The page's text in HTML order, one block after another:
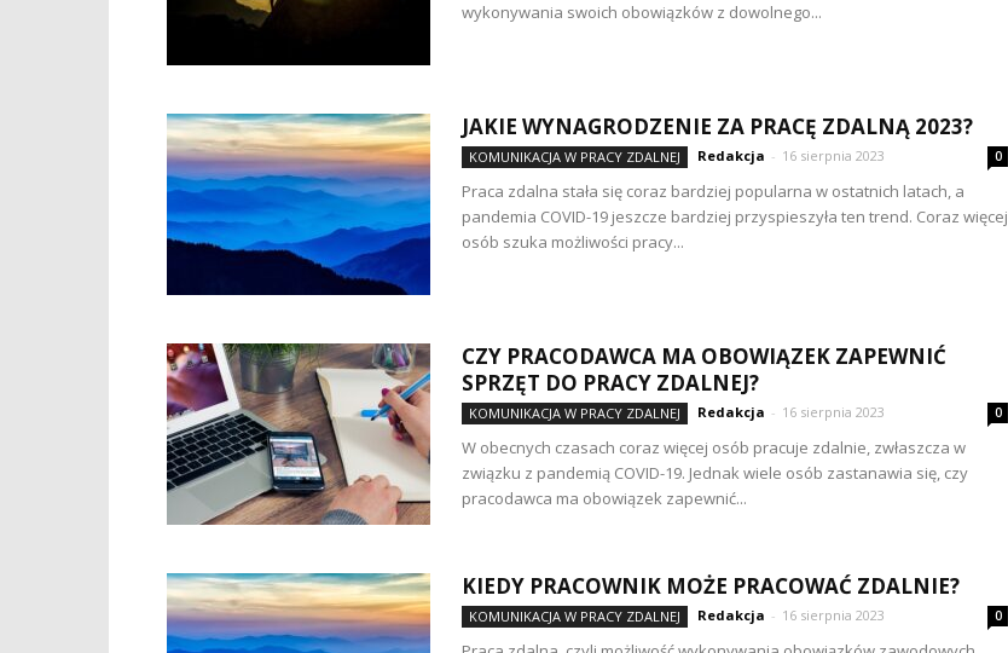
wykonywania swoich obowiązków z dowolnego...
JAKIE WYNAGRODZENIE ZA PRACĘ ZDALNĄ 2023?
KOMUNIKACJA W PRACY ZDALNEJ Redakcja - 16 sierpnia 2023 0
Praca zdalna stała się coraz bardziej popularna w ostatnich latach, a
pandemia COVID-19 jeszcze bardziej przyspieszyła ten trend. Coraz więcej
osób szuka możliwości pracy...
CZY PRACODAWCA MA OBOWIĄZEK ZAPEWNIĆ
SPRZĘT DO PRACY ZDALNEJ?
KOMUNIKACJA W PRACY ZDALNEJ Redakcja - 16 sierpnia 2023 0
W obecnych czasach coraz więcej osób pracuje zdalnie, zwłaszcza w
związku z pandemią COVID-19. Jednak wiele osób zastanawia się, czy
pracodawca ma obowiązek zapewnić...
KIEDY PRACOWNIK MOŻE PRACOWAĆ ZDALNIE?
KOMUNIKACJA W PRACY ZDALNEJ Redakcja - 16 sierpnia 2023 0